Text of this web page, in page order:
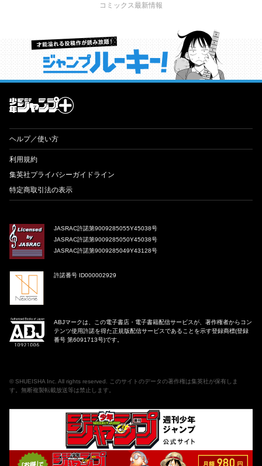
コミックス最新情報
才能溢れる投稿作が読み放題！ ジャンプルーキー！
ヘルプ／使い方
利用規約
集英社プライバシーガイドライン
特定商取引法の表示
JASRAC許諾第9009285055Y45038号
JASRAC許諾第9009285050Y45038号
JASRAC許諾第9009285049Y43128号
許諾番号 ID000002929
ABJマークは、この電子書店・電子書籍配信サービスが、著作権者からコン
テンツ使用許諾を得た正規版配信サービスであることを示す登録商標(登録
番号 第6091713号)です。
© SHUEISHA Inc . All rights reserved. このサイトのデータの著作権は集英社が保有しま
す。無断複製転載放送等は禁止します。